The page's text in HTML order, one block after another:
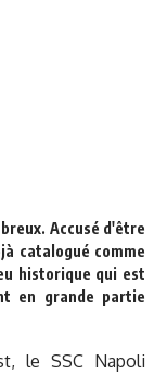
Accusé d'être
catalogué comme
historique qui est
en grande partie
le SSC Napoli